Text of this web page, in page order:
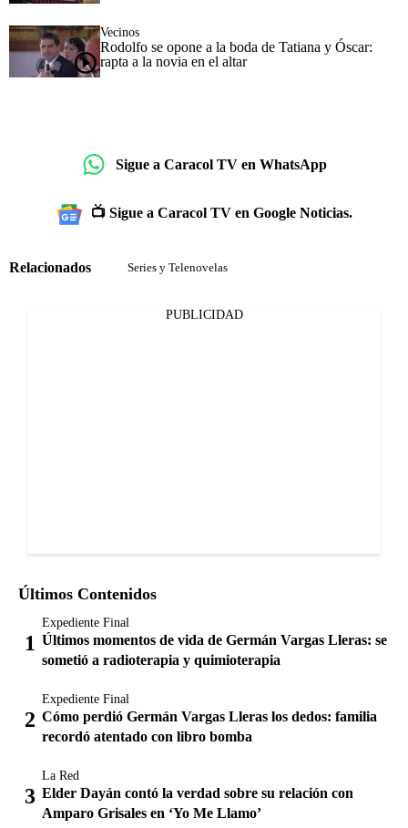
Vecinos
Rodolfo se opone a la boda de Tatiana y Óscar:
rapta a la novia en el altar
Sigue a Caracol TV en WhatsApp
📺 Sigue a Caracol TV en Google Noticias.
Relacionados Series y Telenovelas
PUBLICIDAD
Últimos Contenidos
Expediente Final
Últimos momentos de vida de Germán Vargas Lleras: se
sometió a radioterapia y quimioterapia
Expediente Final
Cómo perdió Germán Vargas Lleras los dedos: familia
recordó atentado con libro bomba
La Red
Elder Dayán contó la verdad sobre su relación con
Amparo Grisales en ‘Yo Me Llamo’